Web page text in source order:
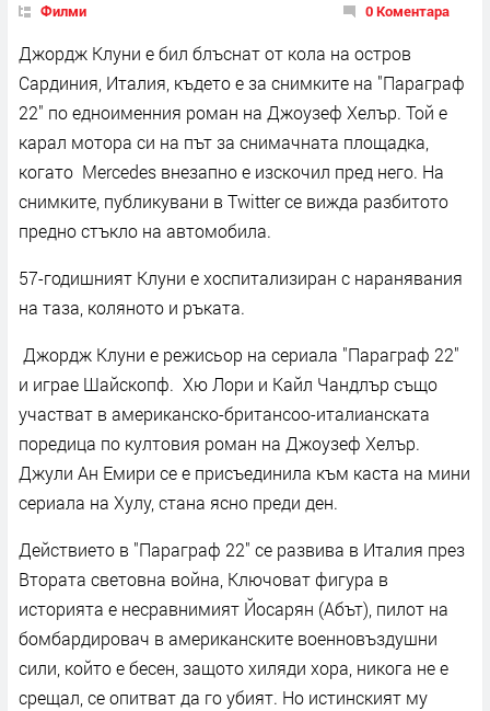
Филми 0 Коментара
Джордж Клуни е бил блъснат от кола на остров
Сардиния, Италия, където е за снимките на "Параграф
22" по едноименния роман на Джоузеф Хелър. Той е
карал мотора си на път за снимачната площадка,
когато Mercedes внезапно е изскочил пред него. На
снимките, публикувани в Twitter се вижда разбитото
предно стъкло на автомобила.
57-годишният Клуни е хоспитализиран с наранявания
на таза, коляното и ръката.
Джордж Клуни е режисьор на сериала "Параграф 22"
и играе Шайскопф. Хю Лори и Кайл Чандлър също
участват в американско-британсоо-италианската
поредица по култовия роман на Джоузеф Хелър.
Джули Ан Емири се е присъединила към каста на мини
сериала на Хулу, стана ясно преди ден.
Действието в "Параграф 22" се развива в Италия през
Втората световна война, Ключоват фигура в
историята е несравнимият Йосарян (Абът), пилот на
бомбардировач в американските военновъздушни
сили, който е бесен, защото хиляди хора, никога не е
срещал, се опитват да го убият. Но истинският му